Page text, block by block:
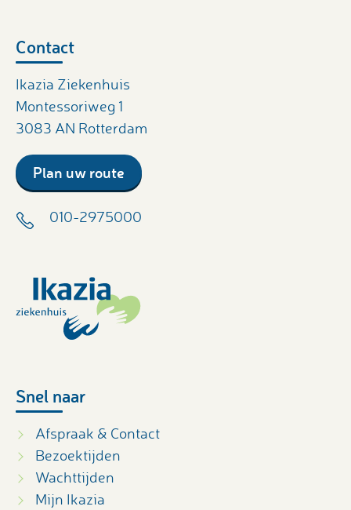
Contact
Ikazia Ziekenhuis
Montessoriweg 1
3083 AN Rotterdam
Plan uw route
010-2975000
Snel naar
Afspraak & Contact
Bezoektijden
Wachttijden
Mijn Ikazia